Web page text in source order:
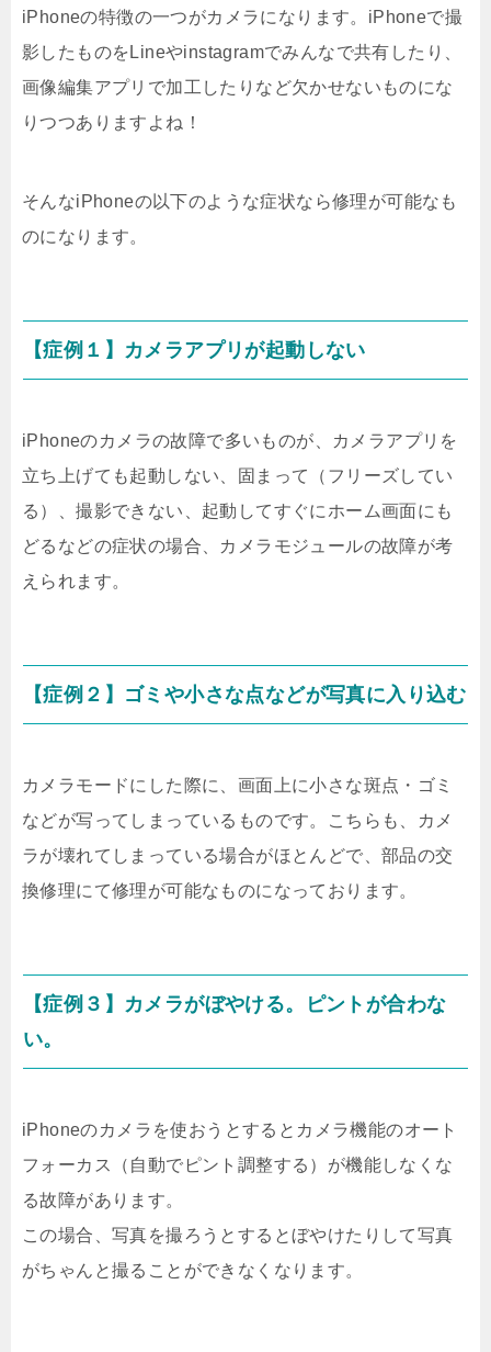
iPhoneの特徴の一つがカメラになります。iPhoneで撮
影したものをLineやinstagramでみんなで共有したり、
画像編集アプリで加工したりなど欠かせないものにな
りつつありますよね！
そんなiPhoneの以下のような症状なら修理が可能なも
のになります。
【症例１】カメラアプリが起動しない
iPhoneのカメラの故障で多いものが、カメラアプリを
立ち上げても起動しない、固まって（フリーズしてい
る）、撮影できない、起動してすぐにホーム画面にも
どるなどの症状の場合、カメラモジュールの故障が考
えられます。
【症例２】ゴミや小さな点などが写真に入り込む
カメラモードにした際に、画面上に小さな斑点・ゴミ
などが写ってしまっているものです。こちらも、カメ
ラが壊れてしまっている場合がほとんどで、部品の交
換修理にて修理が可能なものになっております。
【症例３】カメラがぼやける。ピントが合わな
い。
iPhoneのカメラを使おうとするとカメラ機能のオート
フォーカス（自動でピント調整する）が機能しなくな
る故障があります。
この場合、写真を撮ろうとするとぼやけたりして写真
がちゃんと撮ることができなくなります。